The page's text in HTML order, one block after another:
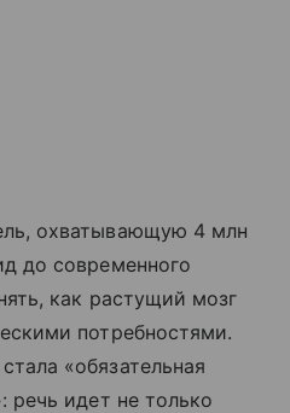
охватывающую 4 млн
до современного
как растущий мозг
потребностями.
«обязательная
речь идет не только